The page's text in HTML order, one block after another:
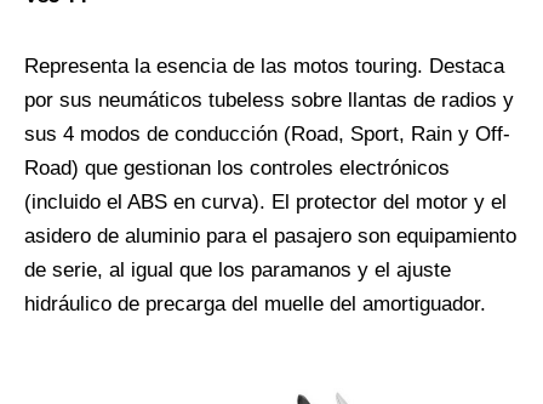
Representa la esencia de las motos touring. Destaca
por sus neumáticos tubeless sobre llantas de radios y
sus 4 modos de conducción (Road, Sport, Rain y Off-
Road) que gestionan los controles electrónicos
(incluido el ABS en curva). El protector del motor y el
asidero de aluminio para el pasajero son equipamiento
de serie, al igual que los paramanos y el ajuste
hidráulico de precarga del muelle del amortiguador.